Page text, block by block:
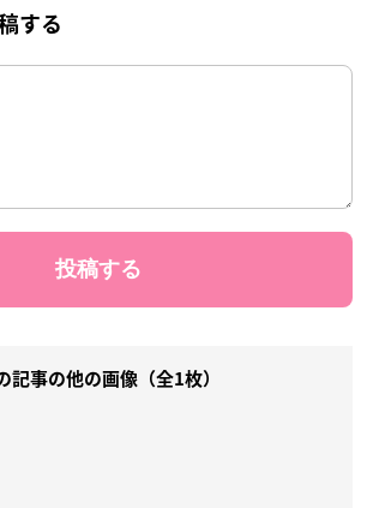
する
記事の他の画像（全1枚）